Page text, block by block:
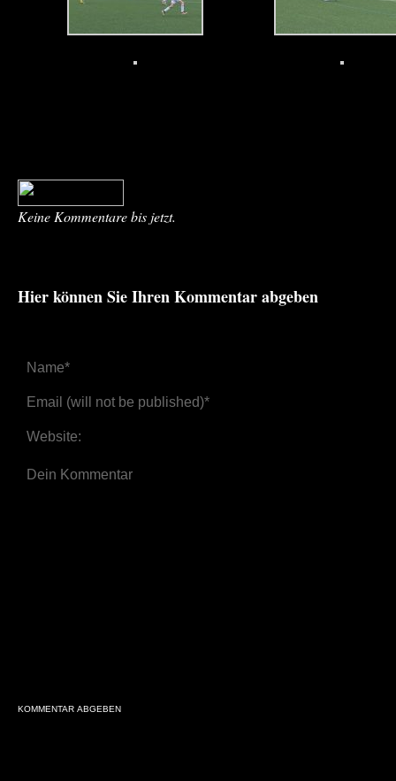
Keine Kommentare bis jetzt.
Hier können Sie Ihren Kommentar abgeben